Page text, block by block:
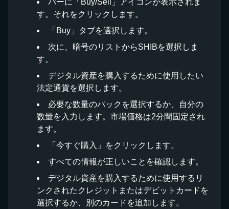
バーに「Buy/Sell」アイコンが表示されま
す。それをクリックします。
「Buy」タブを選択します。
次に、暗号のリストからSHIBを選択しま
す。
デジタル資産を購入するために使用したい
法定通貨を選択します。
必要な数量のパックを選択するか、自分の
数量を入力します。市場価格は2分間固定され
ます。
「今すぐ購入」をクリックします。
すべての情報が正しいことを確認します。
デジタル資産を購入するために使用するリ
ンクされたクレジットまたはデビットカードを
選択するか、別のカードを追加します。